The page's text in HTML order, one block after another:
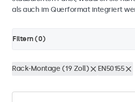
als auch im Querformat integriert
Filtern (0)
Rack-Montage (19 Zoll) EN50155